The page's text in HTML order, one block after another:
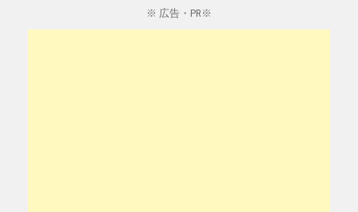
※ 広告・PR※